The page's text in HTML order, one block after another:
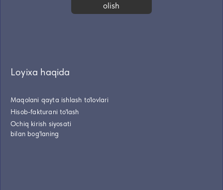
olish
Loyixa haqida
Maqolani qayta ishlash to'lovlari
Hisob-fakturani to'lash
Ochiq kirish siyosati
bilan bog'laning